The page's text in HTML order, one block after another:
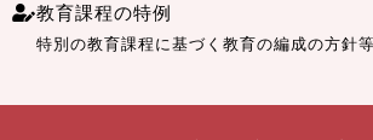
教育課程の特例
特別の教育課程に基づく教育の編成の方針